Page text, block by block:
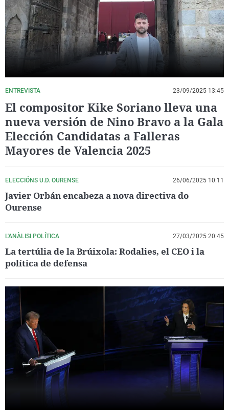
La rosa de los vientos
Gente viajera
Como el perro y el
Caso
Retornados
Equipo de
Operación Viuda
Extremadura
Galicia
La Rioja
Navarra
País Vasco
Virales
Televisión
Elecciones
ENTREVISTA 23/09/2025 13:45
El compositor Kike Soriano lleva una
nueva versión de Nino Bravo a la Gala
Elección Candidatas a Falleras
Mayores de Valencia 2025
ELECCIÓNS U.D. OURENSE 26/06/2025 10:11
Javier Orbán encabeza a nova directiva do
Ourense
L'ANÀLISI POLÍTICA 27/03/2025 20:45
La tertúlia de la Brúixola: Rodalies, el CEO i la
política de defensa